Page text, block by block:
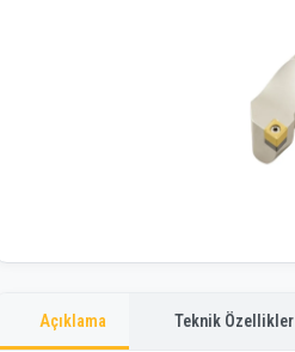
Açıklama Teknik Özellikler